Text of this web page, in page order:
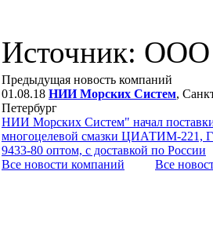
Источник:
Предыдущая новость компаний
01.08.18 НИИ Морских Систем,
Петербург
НИИ Морских Систем" начал
многоцелевой смазки ЦИАТИМ-221,
9433-80 оптом, с доставкой по России
Все новости компaний Все